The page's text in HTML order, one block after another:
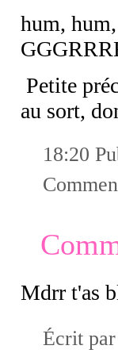
hum,
Petite
au sort,
18:20
Mdrr t'as
Écrit